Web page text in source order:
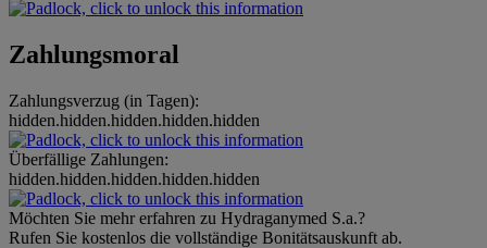
Zahlungsmoral
Zahlungsverzug (in Tagen):
hidden.hidden.hidden.hidden.hidden
Überfällige Zahlungen:
hidden.hidden.hidden.hidden.hidden
Möchten Sie mehr erfahren zu Hydraganymed S.a.?
Rufen Sie kostenlos die vollständige Bonitätsauskunft ab.